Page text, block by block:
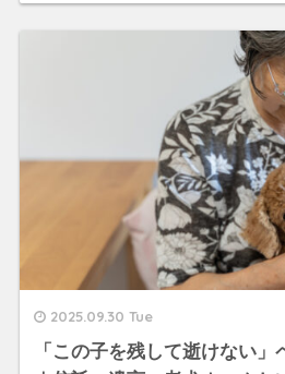
2025.09.30 Tue
「この子を残して逝けない